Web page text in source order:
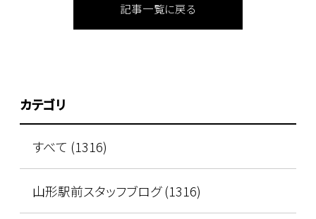
記事一覧に戻る
カテゴリ
すべて (1316)
山形駅前スタッフブログ (1316)